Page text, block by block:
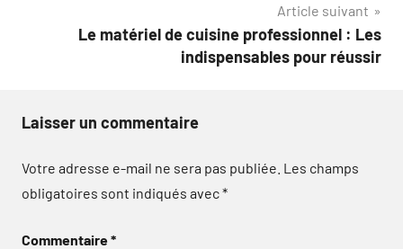
Article suivant
Le matériel de cuisine professionnel : Les
indispensables pour réussir
Laisser un commentaire
Votre adresse e-mail ne sera pas publiée. Les champs
obligatoires sont indiqués avec*
Commentaire*